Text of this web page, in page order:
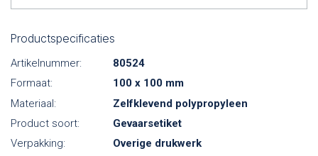
Productspecificaties
Artikelnummer:
80524
Formaat:
100 x 100 mm
Materiaal:
Zelfklevend polypropyleen
Product soort:
Gevaarsetiket
Verpakking:
Overige drukwerk